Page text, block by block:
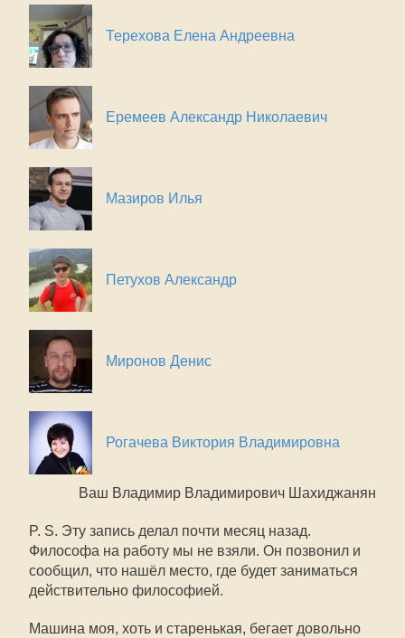
Терехова Елена Андреевна
Еремеев Александр Николаевич
Мазиров Илья
Петухов Александр
Миронов Денис
Рогачева Виктория Владимировна
Ваш Владимир Владимирович Шахиджанян
P. S. Эту запись делал почти месяц назад.
Философа на работу мы не взяли. Он позвонил и
сообщил, что нашёл место, где будет заниматься
действительно философией.
Машина моя, хоть и старенькая, бегает довольно